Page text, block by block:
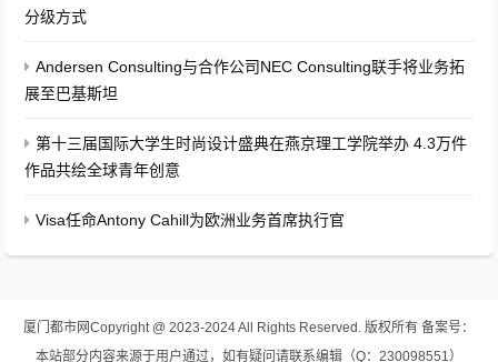
分级方式
Andersen Consulting与合作公司NEC Consulting联手将业务拓
展至巴基斯坦
第十三届国际大学生时尚设计盛典在燕京理工学院举办 4.3万件
作品共绘全球青年创意
Visa任命Antony Cahill为欧洲业务首席执行官
厦门都市网Copyright @ 2023-2024 All Rights Reserved. 版权所有 备案号：
本站部分内容来源于用户通过，如有疑问请联系编辑（Q：230098551）